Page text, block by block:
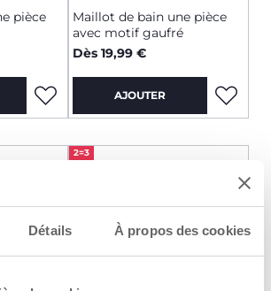
Détails À propos des cookies
pièce
Maillot de bain une pièce
avec motif gaufré
Dès 19,99 €
AJOUTER
2=3